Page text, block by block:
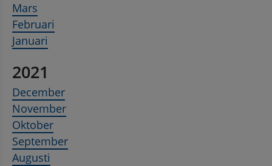
Mars
Februari
Januari
2021
December
November
Oktober
September
Augusti